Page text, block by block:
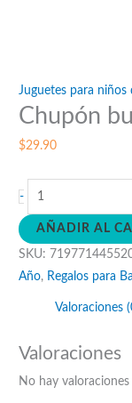
Juguetes para niños
Chupón
$29.90
-
Chupón
buho
cantidad
AÑADIR AL
SKU:
Año, Regalos para
Valoraciones
Valoraciones
No hay valoraciones